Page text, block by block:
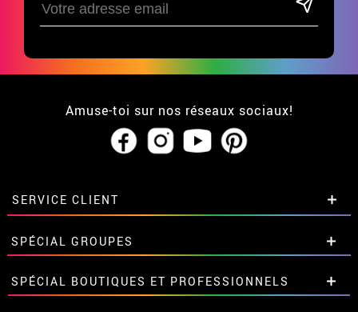
Amuse-toi sur nos réseaux sociaux!
SERVICE CLIENT
• Qui sommes-nous?
• CGV
• Mentions légaleset Proteccion des données
• Soutien
SPÉCIAL GROUPES
Remises spéciales pour groupes et
grandes commandes.
SPÉCIAL BOUTIQUES ET PROFESSIONNELS